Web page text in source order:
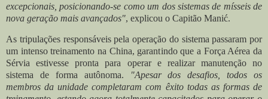
excepcionais, posicionando-se como um dos sistemas de mísseis de
nova geração mais avançados", explicou o Capitão Manić.
As tripulações responsáveis pela operação do sistema passaram por
um intenso treinamento na China, garantindo que a Força Aérea da
Sérvia estivesse pronta para operar e realizar manutenção no
sistema de forma autônoma.
"Apesar dos desafios, todos os
membros da unidade completaram com êxito todas as formas de